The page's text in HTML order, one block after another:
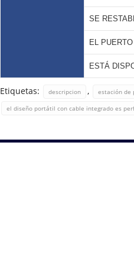
SE
EL
ESTÁ
Etiquetas: descripcion , estación de
el diseño portátil con cable integrado es